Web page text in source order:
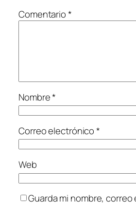
Comentario*
Nombre*
Correo electrónico*
Web
Guarda mi nombre,